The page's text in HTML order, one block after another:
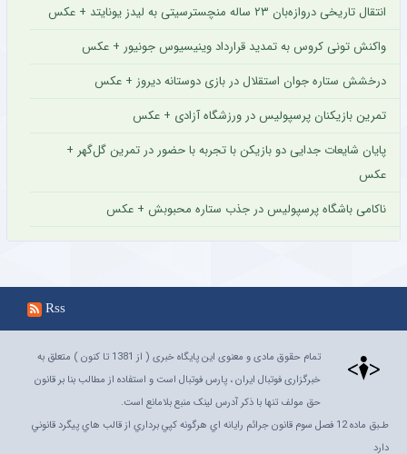
انتقال تاریخی دروازه‌بان ۲۳ ساله منچسترسیتی به لیدز یونایتد + عکس
واکنش تونی کروس به تمدید قرارداد وینیسیوس جونیور + عکس
درخشش ستاره جوان استقلال در بازی دوستانه دیروز + عکس
تمرین بازیکنان پرسپولیس در ورزشگاه آزادی + عکس
پایان شایعات جدایی دو بازیکن با تجربه با حضور در تمرین گل‌گهر +
عکس
ناکامی باشگاه پرسپولیس در جذب ستاره محبوبش + عکس
Rss
تمام حقوق مادی و معنوی این پایگاه خبری ( از 1381 تا کنون ) متعلق به
خبرگزاری فوتبال ایران ، پارس فوتبال است و استفاده از مطالب بنا بر قانون
حق مولف تنها با ذکر آدرس لینک منبع بلامانع است.
طـبق ماده 12 فصل سوم قانون جرائم رايانه اي هرگونه کپي برداري از قالب هاي پيگرد قانوني
دارد